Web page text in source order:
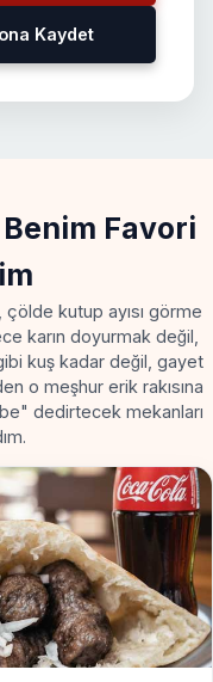
Kaydet
Favori
kutup ayısı görme
karın doyurmak değil,
kuş kadar değil, gayet
o meşhur erik rakısına
dedirtecek mekanları